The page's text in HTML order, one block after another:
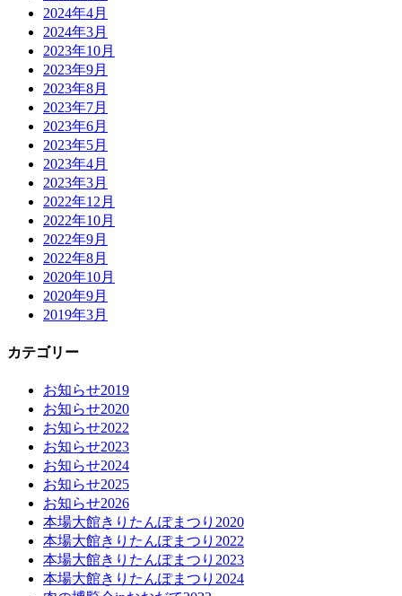
2024年4月
2024年3月
2023年10月
2023年9月
2023年8月
2023年7月
2023年6月
2023年5月
2023年4月
2023年3月
2022年12月
2022年10月
2022年9月
2022年8月
2020年10月
2020年9月
2019年3月
カテゴリー
お知らせ2019
お知らせ2020
お知らせ2022
お知らせ2023
お知らせ2024
お知らせ2025
お知らせ2026
本場大館きりたんぽまつり2020
本場大館きりたんぽまつり2022
本場大館きりたんぽまつり2023
本場大館きりたんぽまつり2024